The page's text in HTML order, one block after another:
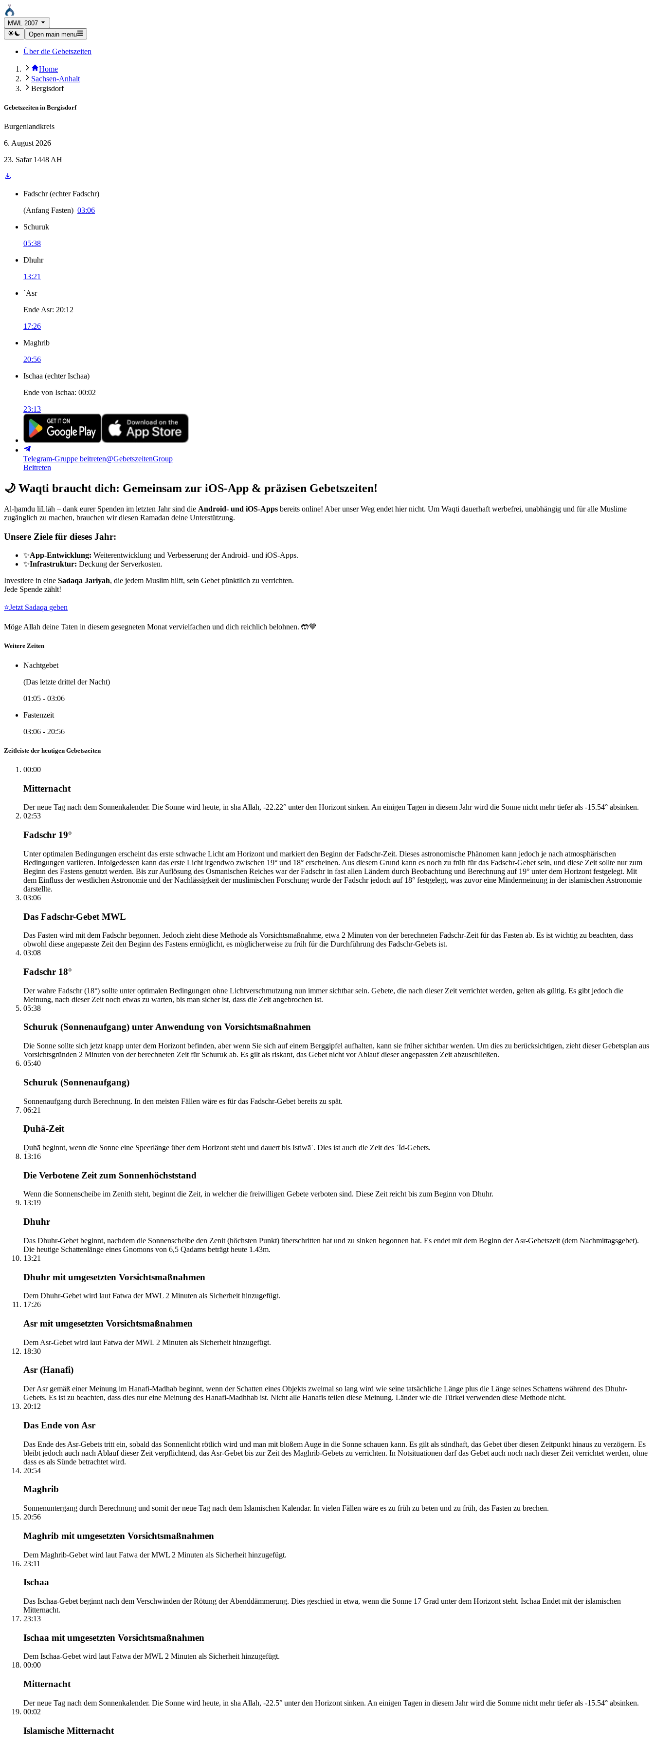
MWL 2007
Open main menu
Über die Gebetszeiten
Home
Sachsen-Anhalt
Bergisdorf
Gebetszeiten in Bergisdorf
Burgenlandkreis
6. August 2026
23. Safar 1448 AH
Fadschr (echter Fadschr)
(Anfang Fasten) 03:06
Schuruk
05:38
Dhuhr
13:21
`Asr
Ende Asr: 20:12
17:26
Maghrib
20:56
Ischaa (echter Ischaa)
Ende von Ischaa: 00:02
23:13
Telegram-Gruppe beitreten@GebetszeitenGroup
Beitreten
🌙 Waqti braucht dich: Gemeinsam zur iOS-App & präzisen Gebetszeiten!
Al-ḥamdu liLlāh – dank eurer Spenden im letzten Jahr sind die Android- und iOS-Apps bereits online! Aber unser Weg endet hier nicht. Um Waqti dauerhaft werbefrei, unabhängig und für alle Muslime
zugänglich zu machen, brauchen wir diesen Ramadan deine Unterstützung.
Unsere Ziele für dieses Jahr:
✨App-Entwicklung: Weiterentwicklung und Verbesserung der Android- und iOS-Apps.
✨Infrastruktur: Deckung der Serverkosten.
Investiere in eine Sadaqa Jariyah, die jedem Muslim hilft, sein Gebet pünktlich zu verrichten.
Jede Spende zählt!
⭐Jetzt Sadaqa geben
Möge Allah deine Taten in diesem gesegneten Monat vervielfachen und dich reichlich belohnen. 🤲💙
Weitere Zeiten
Nachtgebet
(Das letzte drittel der Nacht)
01:05 - 03:06
Fastenzeit
03:06 - 20:56
Zeitleiste der heutigen Gebetszeiten
00:00
Mitternacht
Der neue Tag nach dem Sonnenkalender. Die Sonne wird heute, in sha Allah, -22.22° unter den Horizont sinken. An einigen Tagen in diesem Jahr wird die Sonne nicht mehr tiefer als -15.54° absinken.
02:53
Fadschr 19°
Unter optimalen Bedingungen erscheint das erste schwache Licht am Horizont und markiert den Beginn der Fadschr-Zeit. Dieses astronomische Phänomen kann jedoch je nach atmosphärischen
Bedingungen variieren. Infolgedessen kann das erste Licht irgendwo zwischen 19° und 18° erscheinen. Aus diesem Grund kann es noch zu früh für das Fadschr-Gebet sein, und diese Zeit sollte nur zum
Beginn des Fastens genutzt werden. Bis zur Auflösung des Osmanischen Reiches war der Fadschr in fast allen Ländern durch Beobachtung und Berechnung auf 19° unter dem Horizont festgelegt. Mit
dem Einfluss der westlichen Astronomie und der Nachlässigkeit der muslimischen Forschung wurde der Fadschr jedoch auf 18° festgelegt, was zuvor eine Mindermeinung in der islamischen Astronomie
darstellte.
03:06
Das Fadschr-Gebet MWL
Das Fasten wird mit dem Fadschr begonnen. Jedoch zieht diese Methode als Vorsichtsmaßnahme, etwa 2 Minuten von der berechneten Fadschr-Zeit für das Fasten ab. Es ist wichtig zu beachten, dass
obwohl diese angepasste Zeit den Beginn des Fastens ermöglicht, es möglicherweise zu früh für die Durchführung des Fadschr-Gebets ist.
03:08
Fadschr 18°
Der wahre Fadschr (18°) sollte unter optimalen Bedingungen ohne Lichtverschmutzung nun immer sichtbar sein. Gebete, die nach dieser Zeit verrichtet werden, gelten als gültig. Es gibt jedoch die
Meinung, nach dieser Zeit noch etwas zu warten, bis man sicher ist, dass die Zeit angebrochen ist.
05:38
Schuruk (Sonnenaufgang) unter Anwendung von Vorsichtsmaßnahmen
Die Sonne sollte sich jetzt knapp unter dem Horizont befinden, aber wenn Sie sich auf einem Berggipfel aufhalten, kann sie früher sichtbar werden. Um dies zu berücksichtigen, zieht dieser Gebetsplan aus
Vorsichtsgründen 2 Minuten von der berechneten Zeit für Schuruk ab. Es gilt als riskant, das Gebet nicht vor Ablauf dieser angepassten Zeit abzuschließen.
05:40
Schuruk (Sonnenaufgang)
Sonnenaufgang durch Berechnung. In den meisten Fällen wäre es für das Fadschr-Gebet bereits zu spät.
06:21
Ḍuhā-Zeit
Ḍuhā beginnt, wenn die Sonne eine Speerlänge über dem Horizont steht und dauert bis Istiwāʾ. Dies ist auch die Zeit des ʿĪd-Gebets.
13:16
Die Verbotene Zeit zum Sonnenhöchststand
Wenn die Sonnenscheibe im Zenith steht, beginnt die Zeit, in welcher die freiwilligen Gebete verboten sind. Diese Zeit reicht bis zum Beginn von Dhuhr.
13:19
Dhuhr
Das Dhuhr-Gebet beginnt, nachdem die Sonnenscheibe den Zenit (höchsten Punkt) überschritten hat und zu sinken begonnen hat. Es endet mit dem Beginn der Asr-Gebetszeit (dem Nachmittagsgebet).
Die heutige Schattenlänge eines Gnomons von 6,5 Qadams beträgt heute 1.43m.
13:21
Dhuhr mit umgesetzten Vorsichtsmaßnahmen
Dem Dhuhr-Gebet wird laut Fatwa der MWL 2 Minuten als Sicherheit hinzugefügt.
17:26
Asr mit umgesetzten Vorsichtsmaßnahmen
Dem Asr-Gebet wird laut Fatwa der MWL 2 Minuten als Sicherheit hinzugefügt.
18:30
Asr (Hanafi)
Der Asr gemäß einer Meinung im Hanafi-Madhab beginnt, wenn der Schatten eines Objekts zweimal so lang wird wie seine tatsächliche Länge plus die Länge seines Schattens während des Dhuhr-
Gebets. Es ist zu beachten, dass dies nur eine Meinung des Hanafi-Madhhab ist. Nicht alle Hanafis teilen diese Meinung. Länder wie die Türkei verwenden diese Methode nicht.
20:12
Das Ende von Asr
Das Ende des Asr-Gebets tritt ein, sobald das Sonnenlicht rötlich wird und man mit bloßem Auge in die Sonne schauen kann. Es gilt als sündhaft, das Gebet über diesen Zeitpunkt hinaus zu verzögern. Es
bleibt jedoch auch nach Ablauf dieser Zeit verpflichtend, das Asr-Gebet bis zur Zeit des Maghrib-Gebets zu verrichten. In Notsituationen darf das Gebet auch noch nach dieser Zeit verrichtet werden, ohne
dass es als Sünde betrachtet wird.
20:54
Maghrib
Sonnenuntergang durch Berechnung und somit der neue Tag nach dem Islamischen Kalendar. In vielen Fällen wäre es zu früh zu beten und zu früh, das Fasten zu brechen.
20:56
Maghrib mit umgesetzten Vorsichtsmaßnahmen
Dem Maghrib-Gebet wird laut Fatwa der MWL 2 Minuten als Sicherheit hinzugefügt.
23:11
Ischaa
Das Ischaa-Gebet beginnt nach dem Verschwinden der Rötung der Abenddämmerung. Dies geschied in etwa, wenn die Sonne 17 Grad unter dem Horizont steht. Ischaa Endet mit der islamischen
Mitternacht.
23:13
Ischaa mit umgesetzten Vorsichtsmaßnahmen
Dem Ischaa-Gebet wird laut Fatwa der MWL 2 Minuten als Sicherheit hinzugefügt.
00:00
Mitternacht
Der neue Tag nach dem Sonnenkalender. Die Sonne wird heute, in sha Allah, -22.5° unter den Horizont sinken. An einigen Tagen in diesem Jahr wird die Somme nicht mehr tiefer als -15.54° absinken.
00:02
Islamische Mitternacht